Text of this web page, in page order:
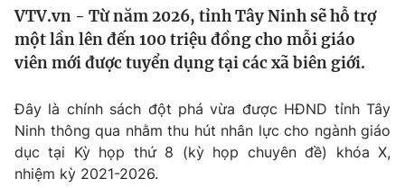
Thế giới
Thế giới đó đây
Câu chuyện quốc tế
Kinh tế
Tài chính
Thị trường
Dữ liệu và đời sống
VTV.vn - Từ năm 2026, tỉnh Tây Ninh sẽ hỗ trợ
một lần lên đến 100 triệu đồng cho mỗi giáo
viên mới được tuyển dụng tại các xã biên giới.
Đây là chính sách đột phá vừa được HĐND tỉnh Tây
Ninh thông qua nhằm thu hút nhân lực cho ngành giáo
dục tại Kỳ họp thứ 8 (kỳ họp chuyên đề) khóa X,
nhiệm kỳ 2021-2026.